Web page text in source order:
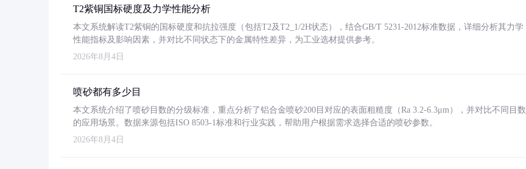
T2紫铜国标硬度及力学性能分析
本文系统解读T2紫铜的国标硬度和抗拉强度（包括T2及T2_1/2H状态），结合GB/T 5231-2012标准数据，详细分析其力学
性能指标及影响因素，并对比不同状态下的金属特性差异，为工业选材提供参考。
2026年8月4日
喷砂都有多少目
本文系统介绍了喷砂目数的分级标准，重点分析了铝合金喷砂200目对应的表面粗糙度（Ra 3.2-6.3μm），并对比不同目数
的应用场景。数据来源包括ISO 8503-1标准和行业实践，帮助用户根据需求选择合适的喷砂参数。
2026年8月4日